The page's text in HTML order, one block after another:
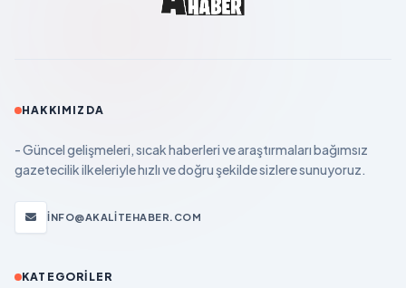
HAKKIMIZDA
- Güncel gelişmeleri, sıcak haberleri ve araştırmaları bağımsız
gazetecilik ilkeleriyle hızlı ve doğru şekilde sizlere sunuyoruz.
INFO@AKALITEHABER.COM
KATEGORILER